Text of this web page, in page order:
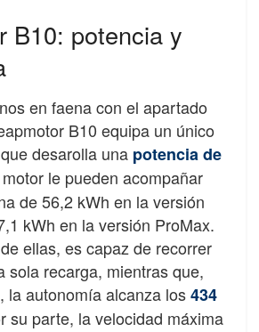
B10: potencia y
en faena con el apartado
B10 equipa un único
desarolla una potencia de
le pueden acompañar
de 56,2 kWh en la versión
kWh en la versión ProMax.
ellas, es capaz de recorrer
sola recarga, mientras que,
la autonomía alcanza los434
su parte, la velocidad máxima